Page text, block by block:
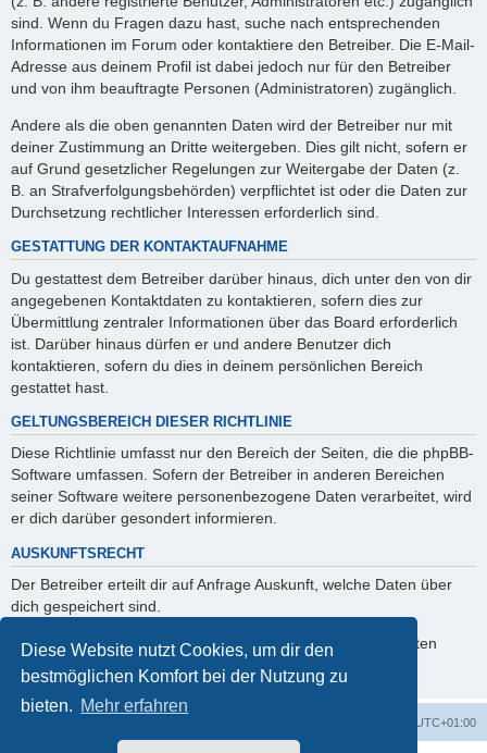
Diese Website nutzt Cookies, um dir den
bestmöglichen Komfort bei der Nutzung zu
bieten. Mehr erfahren
sind. Wenn du Fragen dazu hast, suche nach entsprechenden
Informationen im Forum oder kontaktiere den Betreiber. Die E-Mail-
Adresse aus deinem Profil ist dabei jedoch nur für den Betreiber
und von ihm beauftragte Personen (Administratoren) zugänglich.
Andere als die oben genannten Daten wird der Betreiber nur mit
deiner Zustimmung an Dritte weitergeben. Dies gilt nicht, sofern er
auf Grund gesetzlicher Regelungen zur Weitergabe der Daten (z.
B. an Strafverfolgungsbehörden) verpflichtet ist oder die Daten zur
Durchsetzung rechtlicher Interessen erforderlich sind.
GESTATTUNG DER KONTAKTAUFNAHME
Du gestattest dem Betreiber darüber hinaus, dich unter den von dir
angegebenen Kontaktdaten zu kontaktieren, sofern dies zur
Übermittlung zentraler Informationen über das Board erforderlich
ist. Darüber hinaus dürfen er und andere Benutzer dich
kontaktieren, sofern du dies in deinem persönlichen Bereich
gestattet hast.
GELTUNGSBEREICH DIESER RICHTLINIE
Diese Richtlinie umfasst nur den Bereich der Seiten, die die phpBB-
Software umfassen. Sofern der Betreiber in anderen Bereichen
seiner Software weitere personenbezogene Daten verarbeitet, wird
er dich darüber gesondert informieren.
AUSKUNFTSRECHT
Der Betreiber erteilt dir auf Anfrage Auskunft, welche Daten über
dich gespeichert sind.
Du kannst jederzeit die Löschung bzw. Sperrung deiner Daten
verlangen. Kontaktiere hierzu bitte den Betreiber.
UTC+01:00